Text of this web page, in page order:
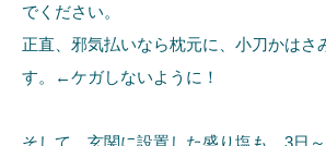
でください。
正直、邪気払いなら枕元に、小刀かはさ
す。←ケガしないように！
そして、玄関に設置した盛り塩も、3日